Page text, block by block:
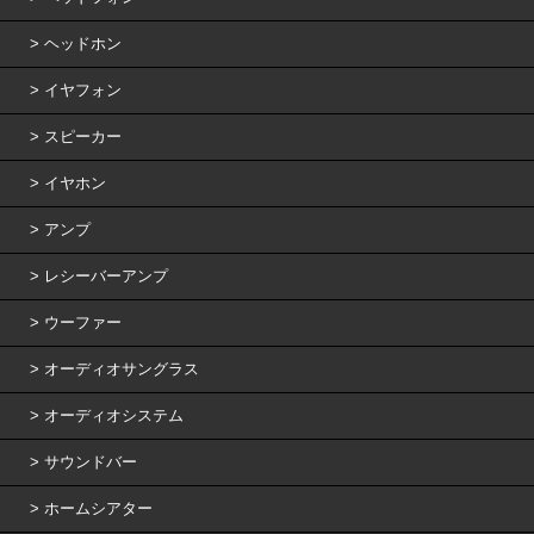
ヘッドホン
イヤフォン
スピーカー
イヤホン
アンプ
レシーバーアンプ
ウーファー
オーディオサングラス
オーディオシステム
サウンドバー
ホームシアター